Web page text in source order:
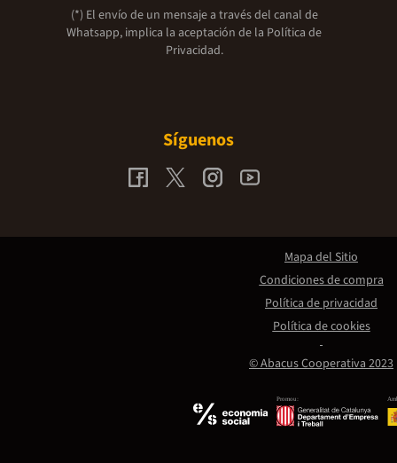
(*) El envío de un mensaje a través del canal de
Whatsapp, implica la aceptación de la Política de
Privacidad.
Síguenos
Promou:
© Abacus Cooperativa 2023
Mapa del Sitio
Condiciones de compra
Política de privacidad
Política de cookies